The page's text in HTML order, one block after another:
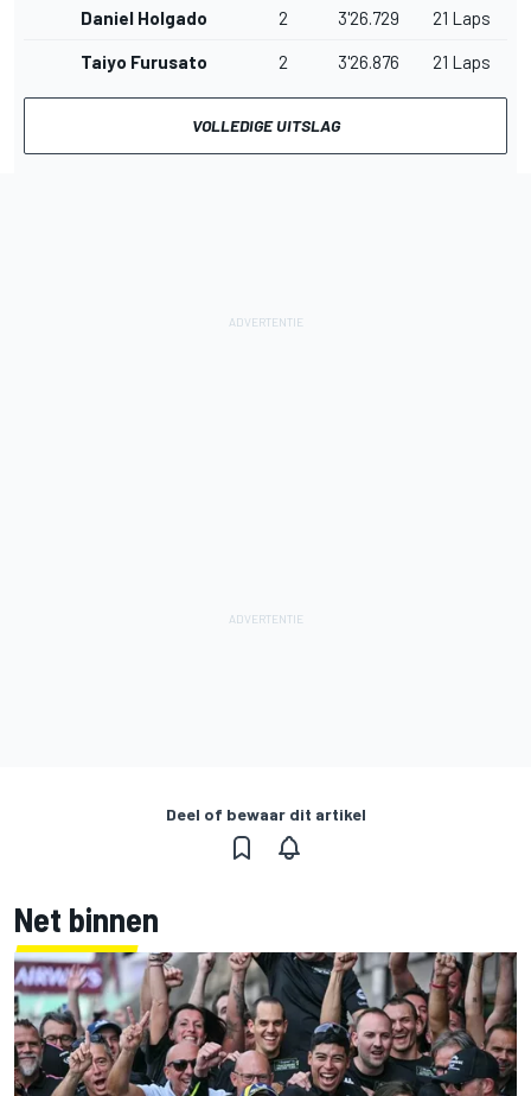
Daniel Holgado 2 3'26.729 21 Laps
Taiyo Furusato 2 3'26.876 21 Laps
VOLLEDIGE UITSLAG
Deel of bewaar dit artikel
Net binnen